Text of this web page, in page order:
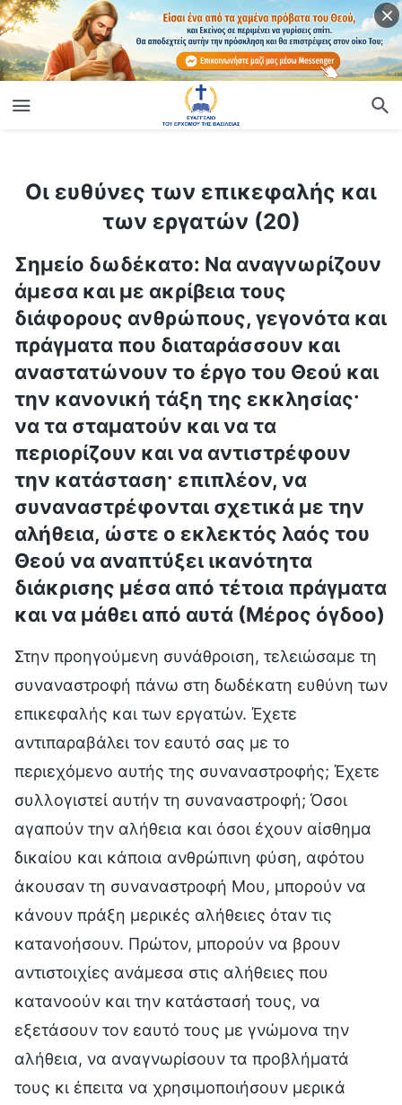
Οι ευθύνες των επικεφαλής και των εργατών (20)
Οι ευθύνες των επικεφαλής και
των εργατών (20)
Σημείο δωδέκατο: Να αναγνωρίζουν
άμεσα και με ακρίβεια τους
διάφορους ανθρώπους, γεγονότα και
πράγματα που διαταράσσουν και
αναστατώνουν το έργο του Θεού και
την κανονική τάξη της εκκλησίας·
να τα σταματούν και να τα
περιορίζουν και να αντιστρέφουν
την κατάσταση· επιπλέον, να
συναναστρέφονται σχετικά με την
αλήθεια, ώστε ο εκλεκτός λαός του
Θεού να αναπτύξει ικανότητα
διάκρισης μέσα από τέτοια πράγματα
και να μάθει από αυτά (Μέρος όγδοο)
Στην προηγούμενη συνάθροιση, τελειώσαμε τη
συναναστροφή πάνω στη δωδέκατη ευθύνη των
επικεφαλής και των εργατών. Έχετε
αντιπαραβάλει τον εαυτό σας με το
περιεχόμενο αυτής της συναναστροφής; Έχετε
συλλογιστεί αυτήν τη συναναστροφή; Όσοι
αγαπούν την αλήθεια και όσοι έχουν αίσθημα
δικαίου και κάποια ανθρώπινη φύση, αφότου
άκουσαν τη συναναστροφή Μου, μπορούν να
κάνουν πράξη μερικές αλήθειες όταν τις
κατανοήσουν. Πρώτον, μπορούν να βρουν
αντιστοιχίες ανάμεσα στις αλήθειες που
κατανοούν και την κατάστασή τους, να
εξετάσουν τον εαυτό τους με γνώμονα την
αλήθεια, να αναγνωρίσουν τα προβλήματά
τους κι έπειτα να χρησιμοποιήσουν μερικά